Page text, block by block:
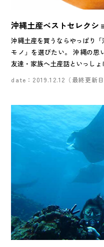
沖縄土産ベストセレクシ
沖縄土産を買うならやっぱり
モノ」を選びたい。 沖縄の思
友達・家族へ土産話といっし
date：2019.12.12（最終更新